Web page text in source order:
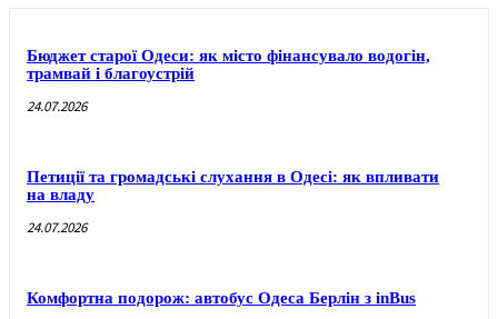
Бюджет старої Одеси: як місто фінансувало водогін,
трамвай і благоустрій
24.07.2026
Петиції та громадські слухання в Одесі: як впливати
на владу
24.07.2026
Комфортна подорож: автобус Одеса Берлін з inBus